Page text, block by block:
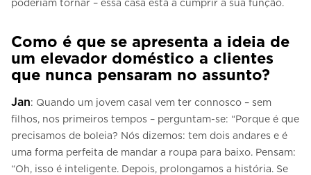
poderiam tornar – essa casa está a cumprir a sua função.
Como é que se apresenta a ideia de
um elevador doméstico a clientes
que nunca pensaram no assunto?
Jan: Quando um jovem casal vem ter connosco – sem
filhos, nos primeiros tempos – perguntam-se: “Porque é que
precisamos de boleia? Nós dizemos: tem dois andares e é
uma forma perfeita de mandar a roupa para baixo. Pensam:
“Oh, isso é inteligente. Depois, prolongamos a história. Se